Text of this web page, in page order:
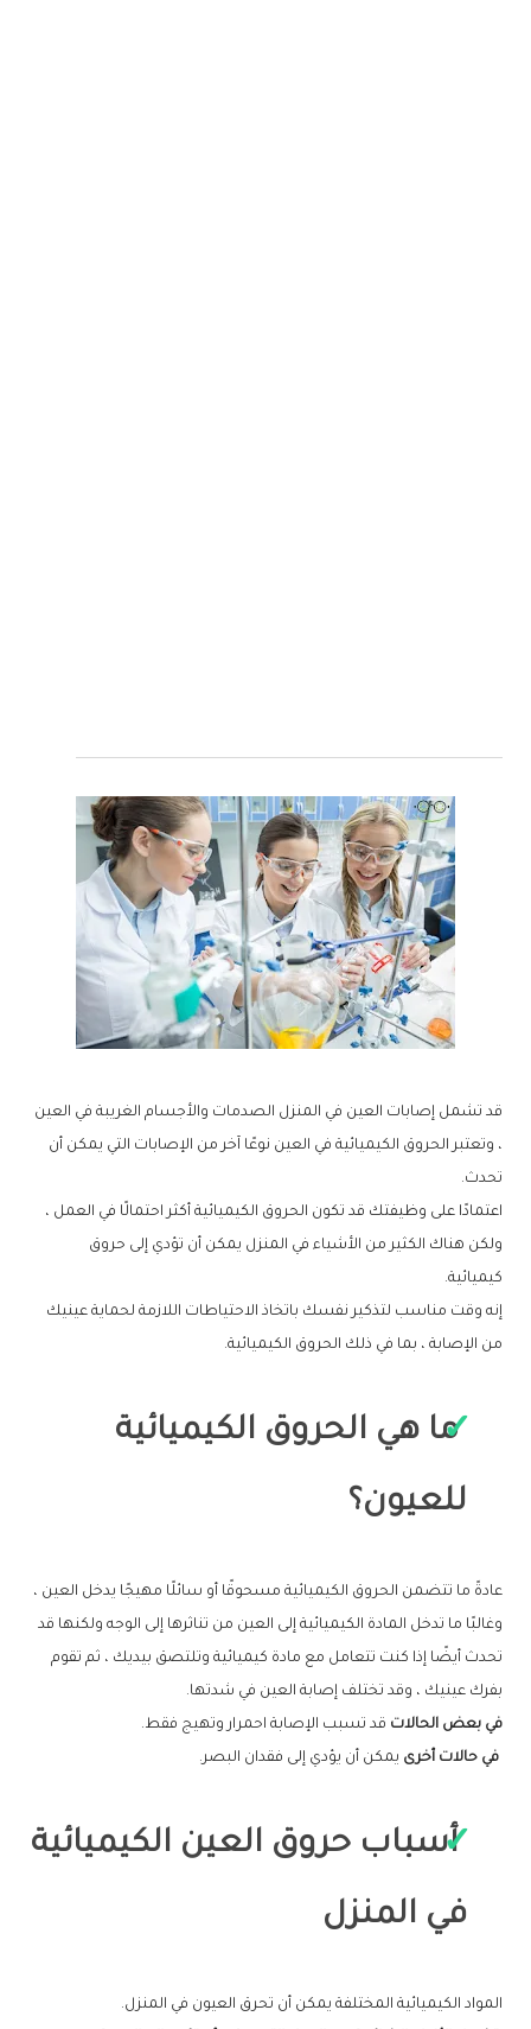
قد تشمل إصابات العين في المنزل الصدمات والأجسام الغريبة في العين
، وتعتبر الحروق الكيميائية في العين نوعًا آخر من الإصابات التي يمكن أن
تحدث.
اعتمادًا على وظيفتك قد تكون الحروق الكيميائية أكثر احتمالًا في العمل ،
ولكن هناك الكثير من الأشياء في المنزل يمكن أن تؤدي إلى حروق
كيميائية.
إنه وقت مناسب لتذكير نفسك باتخاذ الاحتياطات اللازمة لحماية عينيك
من الإصابة ، بما في ذلك الحروق الكيميائية.
ما هي الحروق الكيميائية
للعيون؟
عادةً ما تتضمن الحروق الكيميائية مسحوقًا أو سائلًا مهيجًا يدخل العين ،
وغالبًا ما تدخل المادة الكيميائية إلى العين من تناثرها إلى الوجه ولكنها قد
تحدث أيضًا إذا كنت تتعامل مع مادة كيميائية وتلتصق بيديك ، ثم تقوم
بفرك عينيك ، وقد تختلف إصابة العين في شدتها.
في بعض الحالات قد تسبب الإصابة احمرار وتهيج فقط.
في حالات أخرى يمكن أن يؤدي إلى فقدان البصر.
أسباب حروق العين الكيميائية
في المنزل
المواد الكيميائية المختلفة يمكن أن تحرق العيون في المنزل.